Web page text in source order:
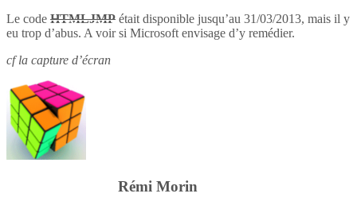
Le code HTMLJMP était disponible jusqu’au 31/03/2013, mais il y
eu trop d’abus. A voir si Microsoft envisage d’y remédier.
cf la capture d’écran
Rémi Morin